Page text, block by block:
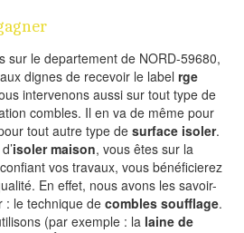
sur le departement de NORD-59680,
dignes de recevoir le label rge
intervenons aussi sur tout type de
combles. Il en va de même pour
tout autre type de surface isoler.
isoler maison, vous êtes sur la
vos travaux, vous bénéficierez
En effet, nous avons les savoir-
: le technique de combles soufflage.
(par exemple : la laine de